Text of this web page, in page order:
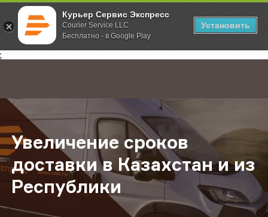
Курьер Сервис Экспресс
Courier Service LLC
Бесплатно - в Google Play
Установить
;
Главная О компании Новости Увеличение сроков доставки в
Увеличение сроков
доставки в Казахстан и из
Республики